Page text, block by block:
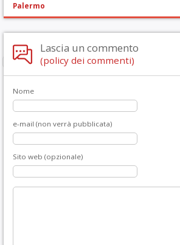
Palermo
Lascia un commento
(policy dei commenti)
Nome
e-mail (non verrà pubblicata)
Sito web (opzionale)